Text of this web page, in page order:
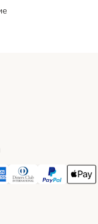
Method
Express Payment
Diners Club Payment
PayPalApple
Method